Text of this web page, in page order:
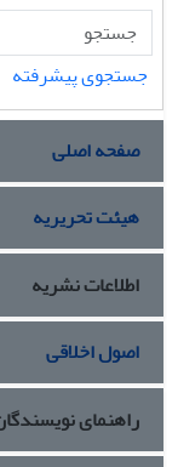
جستجوی پیشرفته
صفحه اصلی
هیئت تحریریه
اطلاعات نشریه
اصول اخلاقی
راهنمای